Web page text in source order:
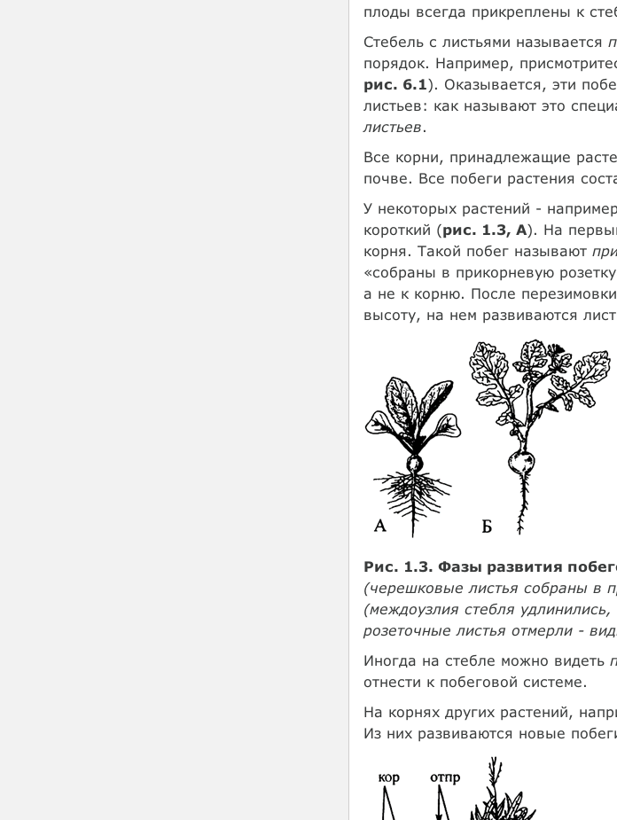
плоды всегда прикреплены к
Стебель с листьями называется
порядок. Например,
рис. 6.1). Оказывается, эти
листьев: как называют это
листьев.
Все корни, принадлежащие
почве. Все побеги растения
У некоторых растений -
короткий (рис. 1.3, А). На
корня. Такой побег называют
«собраны в прикорневую
а не к корню. После
высоту, на нем развиваются
Рис. 1.3. Фазы развития
(черешковые листья собраны в
(междоузлия стебля
розеточные листья отмерли -
Иногда на стебле можно видеть
отнести к побеговой системе.
На корнях других растений,
Из них развиваются новые